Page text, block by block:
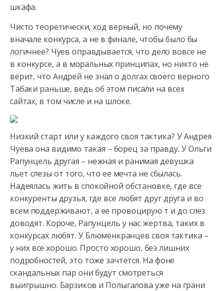
шкафа.
Чисто теоретически, ход верный, но почему
вначале конкурса, а не в финале, чтобы было бы
логичнее? Чуев оправдывается, что дело вовсе не
в конкурсе, а в моральных принципах, но никто не
верит, что Андрей не знал о долгах своего верного
Табаки раньше, ведь об этом писали на всех
сайтах, в том числе и на шлоке.
Низкий старт или у каждого своя тактика? У Андрея
Чуева она видимо такая – борец за правду. У Ольги
Рапунцель другая – нежная и ранимая девушка
льет слезы от того, что ее мечта не сбылась.
Надеялась жить в спокойной обстановке, где все
конкуренты друзья, где все любят друг друга и во
всем поддерживают, а ее провоцирую т и до слез
доводят. Короче, Рапунцель у нас жертва, таких в
конкурсах любят. У Блюменкранцев своя тактика –
у них все хорошо. Просто хорошо, без лишних
подробностей, это тоже зачтется. На фоне
скандальных пар они будут смотреться
выигрышно. Барзиков и Полыгалова уже на грани